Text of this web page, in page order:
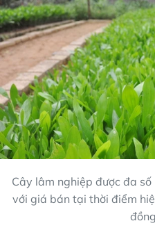
Cây lâm nghiệp được đa
với giá bán tại thời điểm